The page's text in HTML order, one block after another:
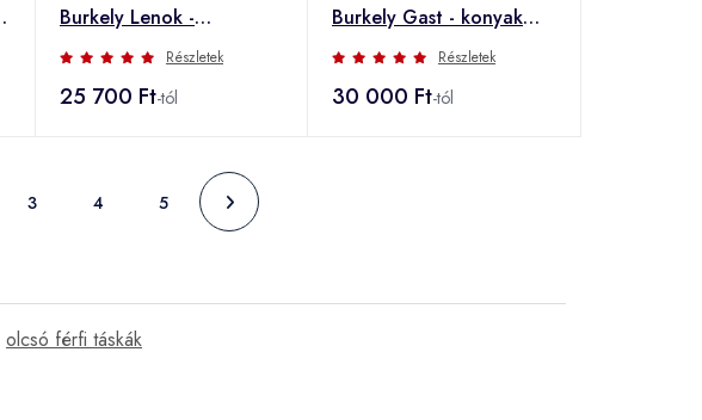
Burkely Lenok -
sötétbarna
Részletek
25 700 Ft-tól
Burkely Gast - konyak
színű
Részletek
30 000 Ft-tól
3 4 5
olcsó férfi táskák